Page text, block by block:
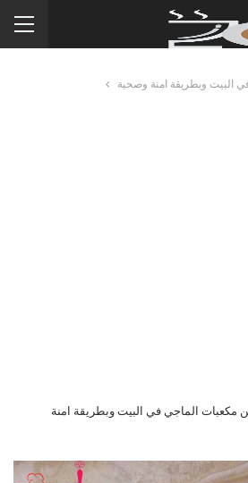
البيت وبطريقة امنة وصحية
مكعبات الماجي في البيت وبطريقة امنة